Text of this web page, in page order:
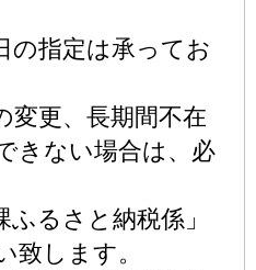
指定は承ってお
更、長期間不在
きない場合は、必
るさと納税係」
致します。